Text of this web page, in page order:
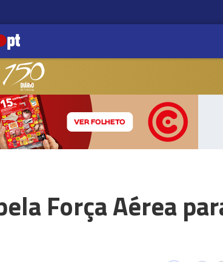
Força Aérea